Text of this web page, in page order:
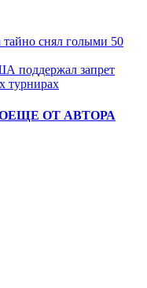
снял голыми 50
поддержал запрет
турнирах
ЕЩЕ ОТ АВТОРА